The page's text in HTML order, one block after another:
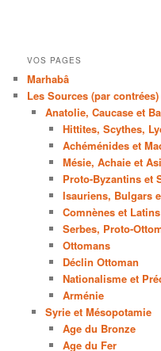
VOS PAGES
Marhabâ
Les Sources (par contrées)
Anatolie, Caucase et
Hittites, Scythes,
Achéménides et
Mésie, Achaie et
Proto-Byzantins et
Isauriens, Bulgars
Comnènes et Latins
Serbes, Proto-
Ottomans
Déclin Ottoman
Nationalisme et
Arménie
Syrie et Mésopotamie
Age du Bronze
Age du Fer